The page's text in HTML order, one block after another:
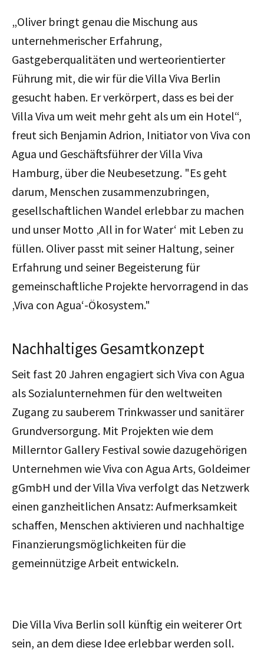
„Oliver bringt genau die Mischung aus
unternehmerischer Erfahrung,
Gastgeberqualitäten und werteorientierter
Führung mit, die wir für die Villa Viva Berlin
gesucht haben. Er verkörpert, dass es bei der
Villa Viva um weit mehr geht als um ein Hotel“,
freut sich Benjamin Adrion, Initiator von Viva con
Agua und Geschäftsführer der Villa Viva
Hamburg, über die Neubesetzung. "Es geht
darum, Menschen zusammenzubringen,
gesellschaftlichen Wandel erlebbar zu machen
und unser Motto ‚All in for Water‘ mit Leben zu
füllen. Oliver passt mit seiner Haltung, seiner
Erfahrung und seiner Begeisterung für
gemeinschaftliche Projekte hervorragend in das
‚Viva con Agua‘-Ökosystem."
Nachhaltiges Gesamtkonzept
Seit fast 20 Jahren engagiert sich Viva con Agua
als Sozialunternehmen für den weltweiten
Zugang zu sauberem Trinkwasser und sanitärer
Grundversorgung. Mit Projekten wie dem
Millerntor Gallery Festival sowie dazugehörigen
Unternehmen wie Viva con Agua Arts, Goldeimer
gGmbH und der Villa Viva verfolgt das Netzwerk
einen ganzheitlichen Ansatz: Aufmerksamkeit
schaffen, Menschen aktivieren und nachhaltige
Finanzierungsmöglichkeiten für die
gemeinnützige Arbeit entwickeln.
Die Villa Viva Berlin soll künftig ein weiterer Ort
sein, an dem diese Idee erlebbar werden soll.